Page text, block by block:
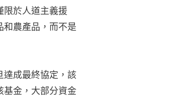
限於人道主義援
和農產品，而不是
達成最終協定，該
基金，大部分資金